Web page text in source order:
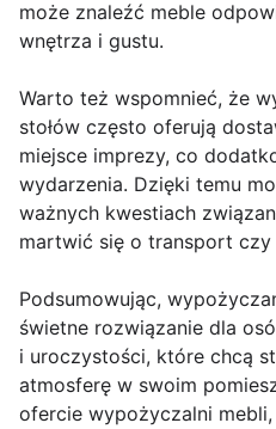
może znaleźć meble
wnętrza i gustu.
Warto też wspomnieć, że
stołów często oferują
miejsce imprezy, co
wydarzenia. Dzięki temu
ważnych kwestiach
martwić się o transport czy
Podsumowując,
świetne rozwiązanie dla
i uroczystości, które chcą
atmosferę w swoim
ofercie wypożyczalni